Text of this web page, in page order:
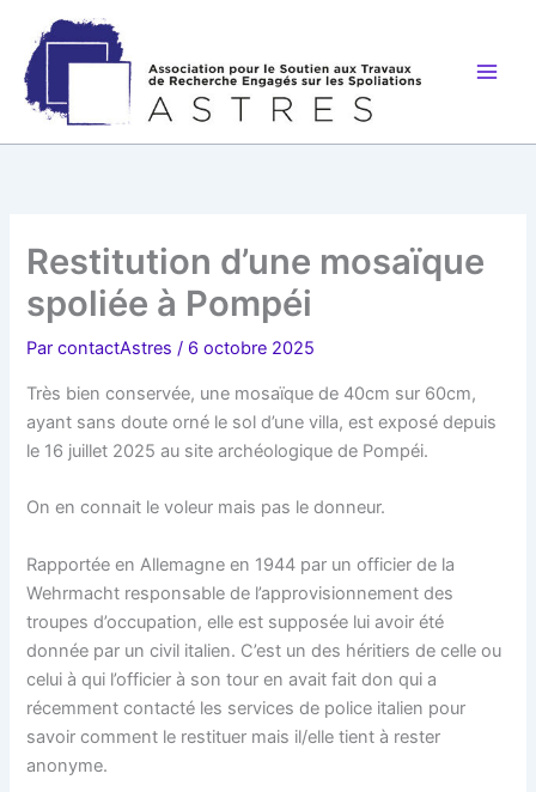
contenu
Restitution d’une mosaïque
spoliée à Pompéi
ParcontactAstres/ 6 octobre 2025
Très bien conservée, une mosaïque de 40cm sur 60cm,
ayant sans doute orné le sol d’une villa, est exposé depuis
le 16 juillet 2025 au site archéologique de Pompéi.
On en connait le voleur mais pas le donneur.
Rapportée en Allemagne en 1944 par un officier de la
Wehrmacht responsable de l’approvisionnement des
troupes d’occupation, elle est supposée lui avoir été
donnée par un civil italien. C’est un des héritiers de celle ou
celui à qui l’officier à son tour en avait fait don qui a
récemment contacté les services de police italien pour
savoir comment le restituer mais il/elle tient à rester
anonyme.